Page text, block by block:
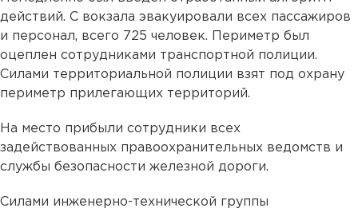
действий. С вокзала эвакуировали всех пассажиров
и персонал, всего 725 человек. Периметр был
оцеплен сотрудниками транспортной полиции.
Силами территориальной полиции взят под охрану
периметр прилегающих территорий.
На место прибыли сотрудники всех
задействованных правоохранительных ведомств и
службы безопасности железной дороги.
Силами инженерно-технической группы